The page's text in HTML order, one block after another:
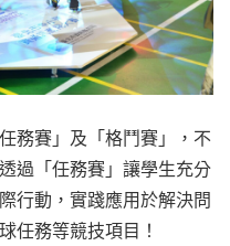
務賽」及「格鬥賽」，不
過「任務賽」讓學生充分
行動，實踐應用於解決問
任務等競技項目！